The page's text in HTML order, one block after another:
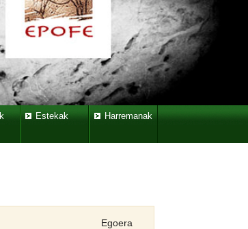
Estekak Harremanak
Egoera